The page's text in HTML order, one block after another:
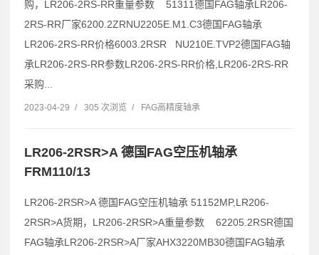
购，LR206-2RS-RR重量参数 51311德国FAG轴承LR206-
2RS-RR厂家6200.2ZRNU2205E.M1.C3德国FAG轴承
LR206-2RS-RR价格6003.2RSR NU210E.TVP2德国FAG轴
承LR206-2RS-RR参数LR206-2RS-RR价格,LR206-2RS-RR
采购...
2023-04-29 / 305 次浏览 / FAG高精度轴承
LR206-2RSR>A 德国FAG空压机轴承
FRM110/13
LR206-2RSR>A 德国FAG空压机轴承 51152MP,LR206-
2RSR>A货期，LR206-2RSR>A重量参数 62205.2RSR德国
FAG轴承LR206-2RSR>A厂家AHX3220MB30德国FAG轴承